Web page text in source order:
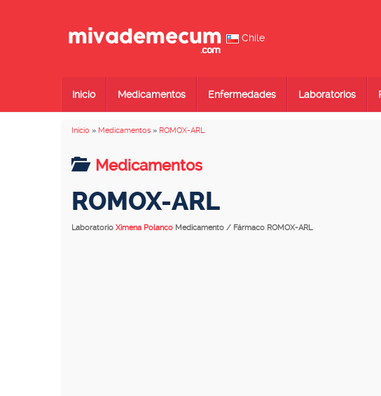
Chile
Inicio Medicamentos Enfermedades Laboratorios
Inicio » Medicamentos » ROMOX-ARL
Medicamentos
ROMOX-ARL
Laboratorio Ximena Polanco Medicamento / Fármaco ROMOX-ARL